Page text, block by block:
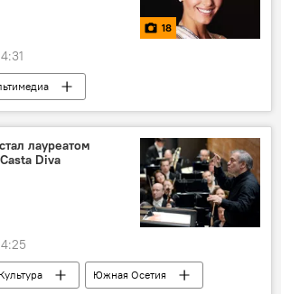
18
лауреатом
Diva
Культура
Южная Осетия